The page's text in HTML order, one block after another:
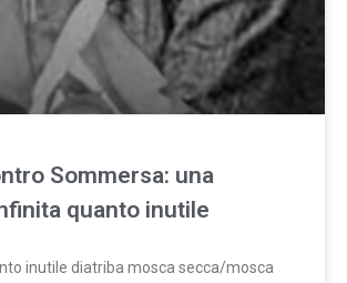
Sommersa: una
quanto inutile
inutile diatriba mosca secca/mosca